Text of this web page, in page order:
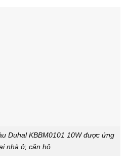
Duhal KBBM0101 10W được ứng
nhà ở, căn hộ